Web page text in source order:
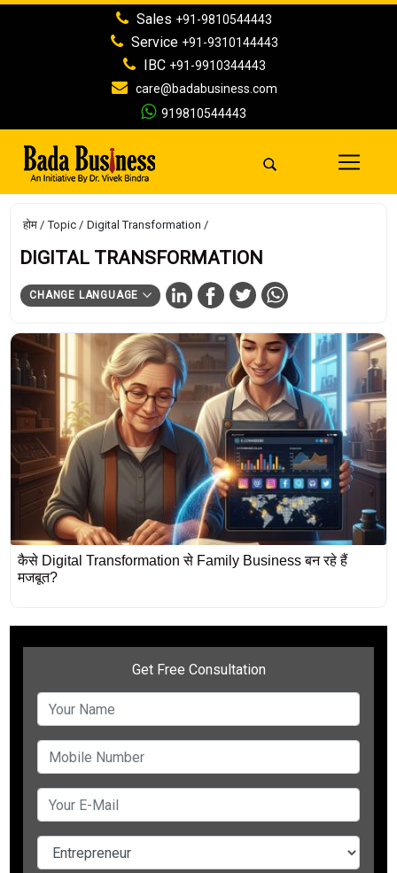
Sales +91-9810544443
Service +91-9310144443
IBC +91-9910344443
care@badabusiness.com
919810544443
होम Topic Digital Transformation
DIGITAL TRANSFORMATION
CHANGE LANGUAGE
कैसे Digital Transformation से Family Business बन रहे हैं
मजबूत?